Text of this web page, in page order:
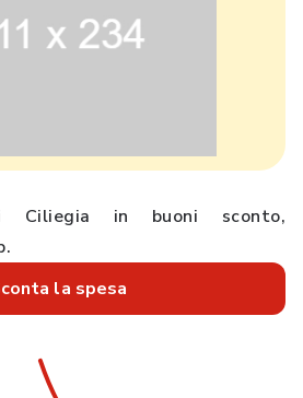
Ciliegia in buoni sconto,
la spesa